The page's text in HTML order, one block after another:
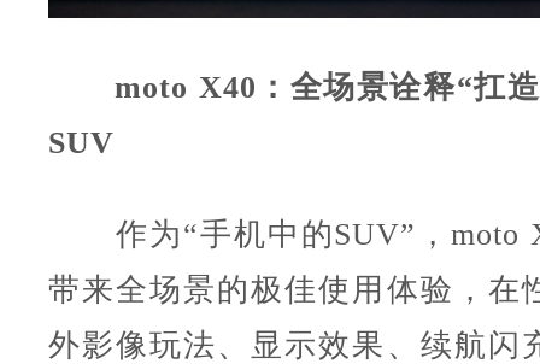
moto X40：全场景诠释“扛
SUV
作为“手机中的SUV”，moto
带来全场景的极佳使用体验，在
外影像玩法、显示效果、续航闪